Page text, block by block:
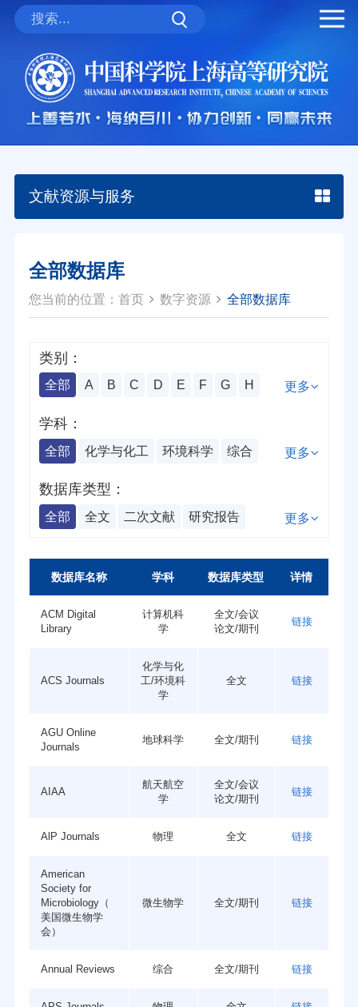
文献资源与服务
全部数据库
您当前的位置： 首页 数字资源 全部数据库
类别：
全部 A B C D E F G H
I J
S T U V W X Y Z
更多
学科：
全部 化学与化工 环境科学 综合
物理 生物
材料科学 工程技术 数学
公共卫生学 计算机科学 工程学
地球与环境科学生命科学 生命科学
地球科学 航天航空学 微生物学
兽医药 保护和环境科学 遗传学
分类和系统学 社会科学 应用化学
艺术
更多
数据库类型：
全部 全文 二次文献 研究报告
工具事实型 期刊 学位论文
专利 预印本
更多
数据库名称 学科 数据库类型 详情
ACM Digital
Library
计算机科
学
全文/会议
论文/期刊
链接
ACS Journals
化学与化
工/环境科
学
全文 链接
AGU Online
Journals
地球科学 全文/期刊 链接
AIAA
航天航空
学
全文/会议
论文/期刊
链接
AlP Journals 物理 全文 链接
American
Society for
Microbiology（
美国微生物学
会）
微生物学 全文/期刊 链接
Annual Reviews 综合 全文/期刊 链接